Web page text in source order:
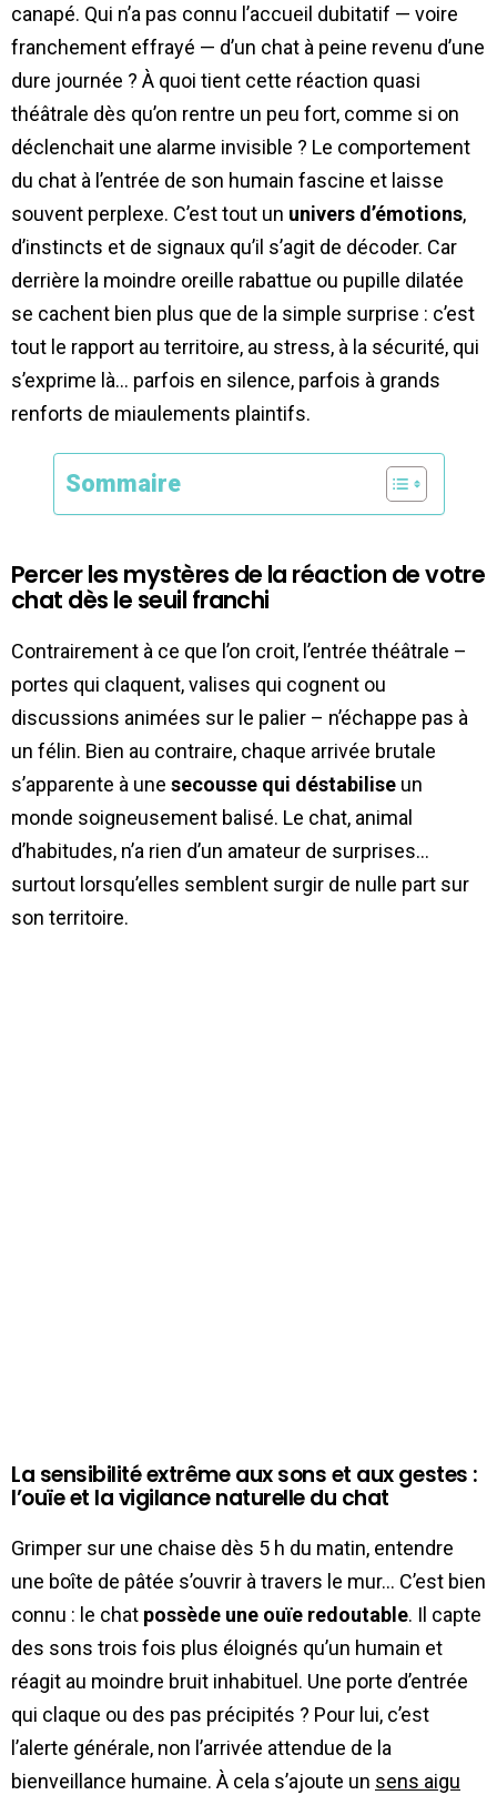
canapé. Qui n’a pas connu l’accueil dubitatif — voire
franchement effrayé — d’un chat à peine revenu d’une
dure journée ? À quoi tient cette réaction quasi
théâtrale dès qu’on rentre un peu fort, comme si on
déclenchait une alarme invisible ? Le comportement
du chat à l’entrée de son humain fascine et laisse
souvent perplexe. C’est tout un univers d’émotions,
d’instincts et de signaux qu’il s’agit de décoder. Car
derrière la moindre oreille rabattue ou pupille dilatée
se cachent bien plus que de la simple surprise : c’est
tout le rapport au territoire, au stress, à la sécurité, qui
s’exprime là… parfois en silence, parfois à grands
renforts de miaulements plaintifs.
Sommaire
Percer les mystères de la réaction de votre
chat dès le seuil franchi
Contrairement à ce que l’on croit, l’entrée théâtrale –
portes qui claquent, valises qui cognent ou
discussions animées sur le palier – n’échappe pas à
un félin. Bien au contraire, chaque arrivée brutale
s’apparente à une secousse qui déstabilise un
monde soigneusement balisé. Le chat, animal
d’habitudes, n’a rien d’un amateur de surprises…
surtout lorsqu’elles semblent surgir de nulle part sur
son territoire.
La sensibilité extrême aux sons et aux gestes :
l’ouïe et la vigilance naturelle du chat
Grimper sur une chaise dès 5 h du matin, entendre
une boîte de pâtée s’ouvrir à travers le mur… C’est bien
connu : le chat possède une ouïe redoutable. Il capte
des sons trois fois plus éloignés qu’un humain et
réagit au moindre bruit inhabituel. Une porte d’entrée
qui claque ou des pas précipités ? Pour lui, c’est
l’alerte générale, non l’arrivée attendue de la
bienveillance humaine. À cela s’ajoute un sens aigu